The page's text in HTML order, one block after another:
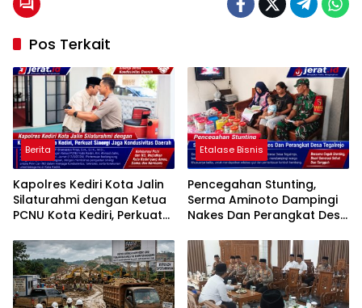
Pos Terkait
Berita
Kapolres Kediri Kota Jalin
Silaturahmi dengan Ketua
PCNU Kota Kediri, Perkuat
Daerah
Etalase Bisnis
Pencegahan Stunting,
Serma Aminoto Dampingi
Nakes Dan Perangkat Desa